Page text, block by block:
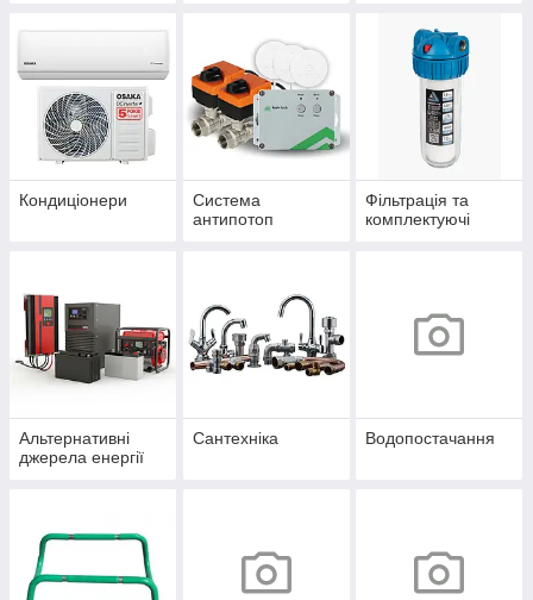
Кондиціонери
Система
антипотоп
Фільтрація та
комплектуючі
Альтернативні
джерела енергії
Сантехніка Водопостачання